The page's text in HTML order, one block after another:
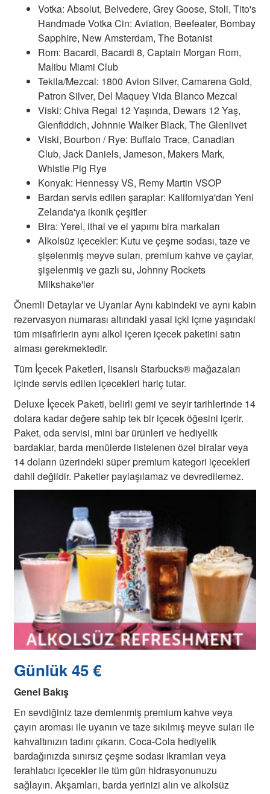
Bölgeler
Votka: Absolut, Belvedere, Grey Goose, Stoli, Tito's
Handmade Votka Cin: Aviation, Beefeater, Bombay
Sapphire, New Amsterdam, The Botanist
Rom: Bacardi, Bacardi 8, Captain Morgan Rom,
Malibu Miami Club
Tekila/Mezcal: 1800 Avion Silver, Camarena Gold,
Patron Silver, Del Maquey Vida Blanco Mezcal
Viski: Chiva Regal 12 Yaşında, Dewars 12 Yaş,
Glenfiddich, Johnnie Walker Black, The Glenlivet
Viski, Bourbon / Rye: Buffalo Trace, Canadian
Club, Jack Daniels, Jameson, Makers Mark,
Whistle Pig Rye
Konyak: Hennessy VS, Remy Martin VSOP
Bardan servis edilen şaraplar: Kaliforniya'dan Yeni
Zelanda'ya ikonik çeşitler
Bira: Yerel, ithal ve el yapımı bira markaları
Alkolsüz içecekler: Kutu ve çeşme sodası, taze ve
şişelenmiş meyve suları, premium kahve ve çaylar,
şişelenmiş ve gazlı su, Johnny Rockets
Milkshake'ler
Önemli Detaylar ve Uyarılar Aynı kabindeki ve aynı kabin
rezervasyon numarası altındaki yasal içki içme yaşındaki
tüm misafirlerin aynı alkol içeren içecek paketini satın
alması gerekmektedir.
Tüm İçecek Paketleri, lisanslı Starbucks® mağazaları
içinde servis edilen içecekleri hariç tutar.
Deluxe İçecek Paketi, belirli gemi ve seyir tarihlerinde 14
dolara kadar değere sahip tek bir içecek öğesini içerir.
Paket, oda servisi, mini bar ürünleri ve hediyelik
bardaklar, barda menülerde listelenen özel biralar veya
14 doların üzerindeki süper premium kategori içecekleri
dahil değildir. Paketler paylaşılamaz ve devredilemez.
Günlük 45 €
Genel Bakış
En sevdiğiniz taze demlenmiş premium kahve veya
çayın aroması ile uyanın ve taze sıkılmış meyve suları ile
kahvaltınızın tadını çıkarın. Coca-Cola hediyelik
bardağınızda sınırsız çeşme sodası ikramları veya
ferahlatıcı içecekler ile tüm gün hidrasyonunuzu
sağlayın. Akşamları, barda yerinizi alın ve alkolsüz